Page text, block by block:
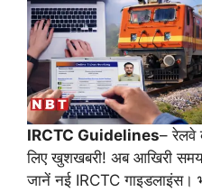
IRCTC Guidelines– रेलवे
लिए खुशखबरी! अब आखिरी समय
जानें नई IRCTC गाइडलाइंस।